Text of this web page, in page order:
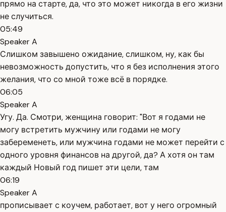
прямо на старте, да, что это может никогда в его жизни
не случиться.
05:49
Speaker A
Слишком завышено ожидание, слишком, ну, как бы
невозможность допустить, что я без исполнения этого
желания, что со мной тоже всё в порядке.
06:05
Speaker A
Угу. Да. Смотри, женщина говорит: "Вот я годами не
могу встретить мужчину или годами не могу
забеременеть, или мужчина годами не может перейти с
одного уровня финансов на другой, да? А хотя он там
каждый Новый год пишет эти цели, там
06:19
Speaker A
прописывает с коучем, работает, вот у него огромный